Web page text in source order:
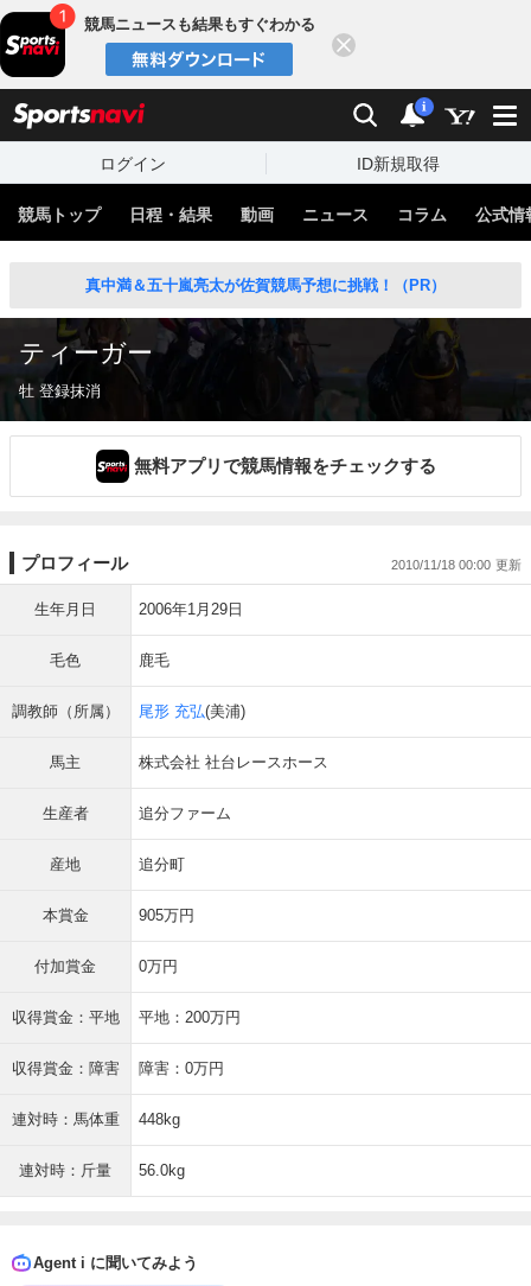
競馬ニュースも結果もすぐわかる
検索 通知
i
ログイン ID新規取得
競馬トップ 日程・結果 動画 ニュース コラム 公式情
真中満＆五十嵐亮太が佐賀競馬予想に挑戦！（PR）
ティーガー
牡 登録抹消
無料アプリで競馬情報をチェックする
プロフィール 2010/11/18 00:00
生年月日 2006年1月29日
毛色 鹿毛
調教師（所属） 尾形 充弘(美浦)
馬主 株式会社 社台レースホース
生産者 追分ファーム
産地 追分町
本賞金 905万円
付加賞金 0万円
収得賞金：平地 平地：200万円
収得賞金：障害 障害：0万円
連対時：馬体重 448kg
連対時：斤量 56.0kg
Agent i に聞いてみよう